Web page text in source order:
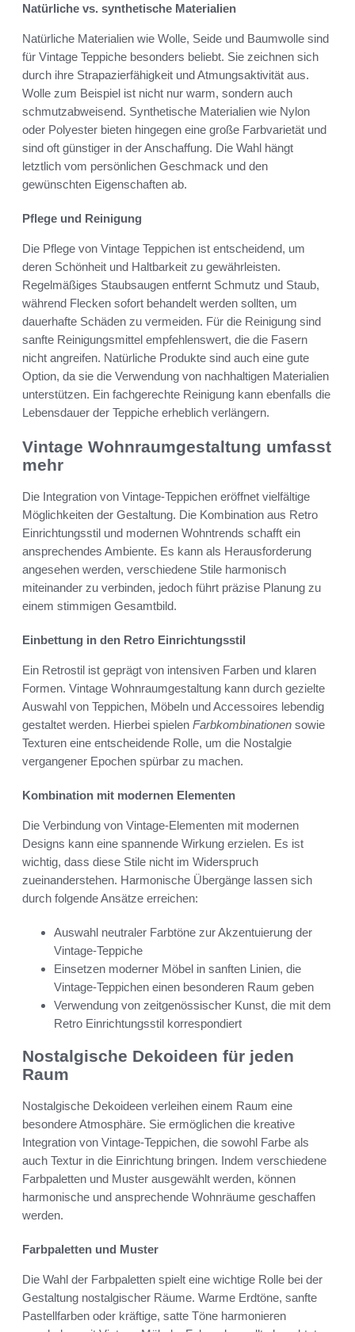
Natürliche vs. synthetische Materialien
Natürliche Materialien wie Wolle, Seide und Baumwolle sind
für Vintage Teppiche besonders beliebt. Sie zeichnen sich
durch ihre Strapazierfähigkeit und Atmungsaktivität aus.
Wolle zum Beispiel ist nicht nur warm, sondern auch
schmutzabweisend. Synthetische Materialien wie Nylon
oder Polyester bieten hingegen eine große Farbvarietät und
sind oft günstiger in der Anschaffung. Die Wahl hängt
letztlich vom persönlichen Geschmack und den
gewünschten Eigenschaften ab.
Pflege und Reinigung
Die Pflege von Vintage Teppichen ist entscheidend, um
deren Schönheit und Haltbarkeit zu gewährleisten.
Regelmäßiges Staubsaugen entfernt Schmutz und Staub,
während Flecken sofort behandelt werden sollten, um
dauerhafte Schäden zu vermeiden. Für die Reinigung sind
sanfte Reinigungsmittel empfehlenswert, die die Fasern
nicht angreifen. Natürliche Produkte sind auch eine gute
Option, da sie die Verwendung von nachhaltigen Materialien
unterstützen. Ein fachgerechte Reinigung kann ebenfalls die
Lebensdauer der Teppiche erheblich verlängern.
Vintage Wohnraumgestaltung umfasst
mehr
Die Integration von Vintage-Teppichen eröffnet vielfältige
Möglichkeiten der Gestaltung. Die Kombination aus Retro
Einrichtungsstil und modernen Wohntrends schafft ein
ansprechendes Ambiente. Es kann als Herausforderung
angesehen werden, verschiedene Stile harmonisch
miteinander zu verbinden, jedoch führt präzise Planung zu
einem stimmigen Gesamtbild.
Einbettung in den Retro Einrichtungsstil
Ein Retrostil ist geprägt von intensiven Farben und klaren
Formen. Vintage Wohnraumgestaltung kann durch gezielte
Auswahl von Teppichen, Möbeln und Accessoires lebendig
gestaltet werden. Hierbei spielen Farbkombinationen sowie
Texturen eine entscheidende Rolle, um die Nostalgie
vergangener Epochen spürbar zu machen.
Kombination mit modernen Elementen
Die Verbindung von Vintage-Elementen mit modernen
Designs kann eine spannende Wirkung erzielen. Es ist
wichtig, dass diese Stile nicht im Widerspruch
zueinanderstehen. Harmonische Übergänge lassen sich
durch folgende Ansätze erreichen:
Auswahl neutraler Farbtöne zur Akzentuierung der
Vintage-Teppiche
Einsetzen moderner Möbel in sanften Linien, die
Vintage-Teppichen einen besonderen Raum geben
Verwendung von zeitgenössischer Kunst, die mit dem
Retro Einrichtungsstil korrespondiert
Nostalgische Dekoideen für jeden
Raum
Nostalgische Dekoideen verleihen einem Raum eine
besondere Atmosphäre. Sie ermöglichen die kreative
Integration von Vintage-Teppichen, die sowohl Farbe als
auch Textur in die Einrichtung bringen. Indem verschiedene
Farbpaletten und Muster ausgewählt werden, können
harmonische und ansprechende Wohnräume geschaffen
werden.
Farbpaletten und Muster
Die Wahl der Farbpaletten spielt eine wichtige Rolle bei der
Gestaltung nostalgischer Räume. Warme Erdtöne, sanfte
Pastellfarben oder kräftige, satte Töne harmonieren